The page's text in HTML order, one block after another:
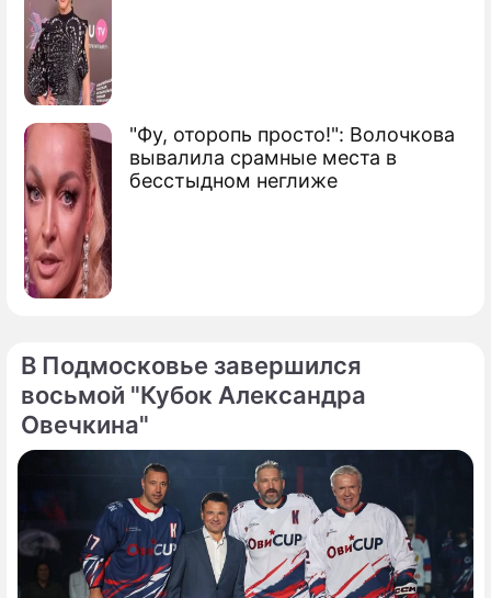
"Фу, оторопь просто!": Волочкова
вывалила срамные места в
бесстыдном неглиже
В Подмосковье завершился
восьмой "Кубок Александра
Овечкина"